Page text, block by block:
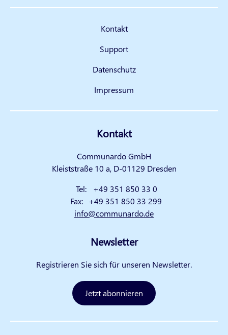
Kontakt
Support
Datenschutz
Impressum
Kontakt
Communardo GmbH
Kleiststraße 10 a, D-01129 Dresden
Tel:
+49 351 850 33 0
Fax: +49 351 850 33 299
info@communardo.de
Newsletter
Registrieren Sie sich für unseren Newsletter.
Jetzt abonnieren